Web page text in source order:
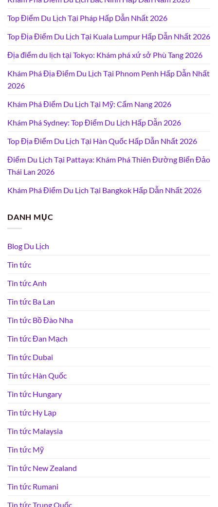
Top Điểm Du Lịch Tại Pháp Hấp Dẫn Nhất 2026
Top Địa Điểm Du Lịch Tại Kuala Lumpur Hấp Dẫn Nhất 2026
Địa điểm du lịch tại Tokyo: Khám phá xứ sở Phù Tang 2026
Khám Phá Địa Điểm Du Lịch Tại Phnom Penh Hấp Dẫn Nhất
2026
Khám Phá Điểm Du Lịch Tại Mỹ: Cẩm Nang 2026
Khám Phá Sydney: Top Điểm Du Lịch Hấp Dẫn 2026
Top Địa Điểm Du Lịch Tại Hàn Quốc Hấp Dẫn Nhất 2026
Điểm Du Lịch Tại Pattaya: Khám Phá Thiên Đường Biển Đảo
Thái Lan 2026
Khám Phá Điểm Du Lịch Tại Bangkok Hấp Dẫn Nhất 2026
DANH MỤC
Blog Du Lịch
Tin tức
Tin tức Anh
Tin tức Ba Lan
Tin tức Bồ Đào Nha
Tin tức Đan Mạch
Tin tức Dubai
Tin tức Hàn Quốc
Tin tức Hungary
Tin tức Hy Lạp
Tin tức Malaysia
Tin tức Mỹ
Tin tức New Zealand
Tin tức Rumani
Tin tức Trung Quốc